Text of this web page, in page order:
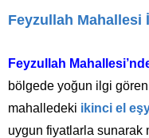
Feyzullah Mahallesi
Feyzullah
bölgede yoğun ilgi
mahalledeki ikinci el
uygun fiyatlarla sunarak